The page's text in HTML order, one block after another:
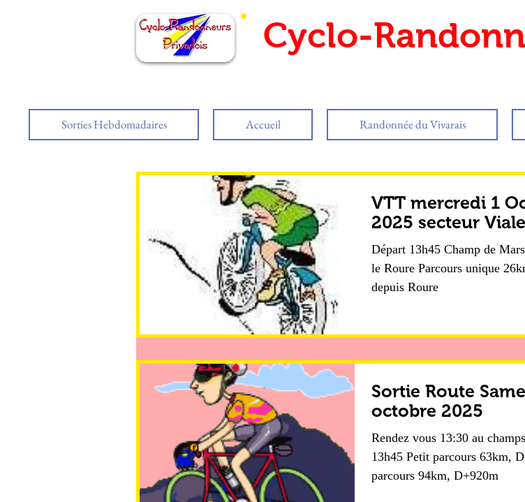
Cyclo-
Sorties Hebdomadaires Accueil Randonnée du Vivarais
VTT mercredi 1
2025 secteur
Départ 13h45 Champ de Mars
le Roure Parcours unique
depuis Roure
Sortie Route
octobre 2025
Rendez vous 13:30 au
13h45 Petit parcours 63km,
parcours 94km, D+920m